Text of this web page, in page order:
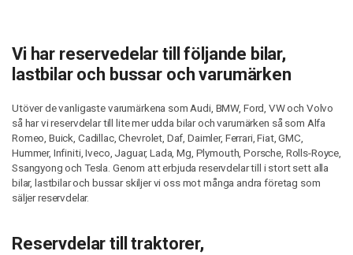
Vi har reservedelar till följande bilar,
lastbilar och bussar och varumärken
Utöver de vanligaste varumärkena som Audi, BMW, Ford, VW och Volvo
så har vi reservdelar till lite mer udda bilar och varumärken så som Alfa
Romeo, Buick, Cadillac, Chevrolet, Daf, Daimler, Ferrari, Fiat, GMC,
Hummer, Infiniti, Iveco, Jaguar, Lada, Mg, Plymouth, Porsche, Rolls-Royce,
Ssangyong och Tesla. Genom att erbjuda reservdelar till i stort sett alla
bilar, lastbilar och bussar skiljer vi oss mot många andra företag som
säljer reservdelar.
Reservdelar till traktorer,